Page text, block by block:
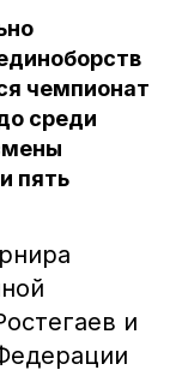
чемпионат
среди
пять
и